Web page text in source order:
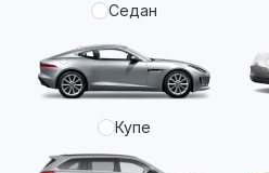
Седан
Купе